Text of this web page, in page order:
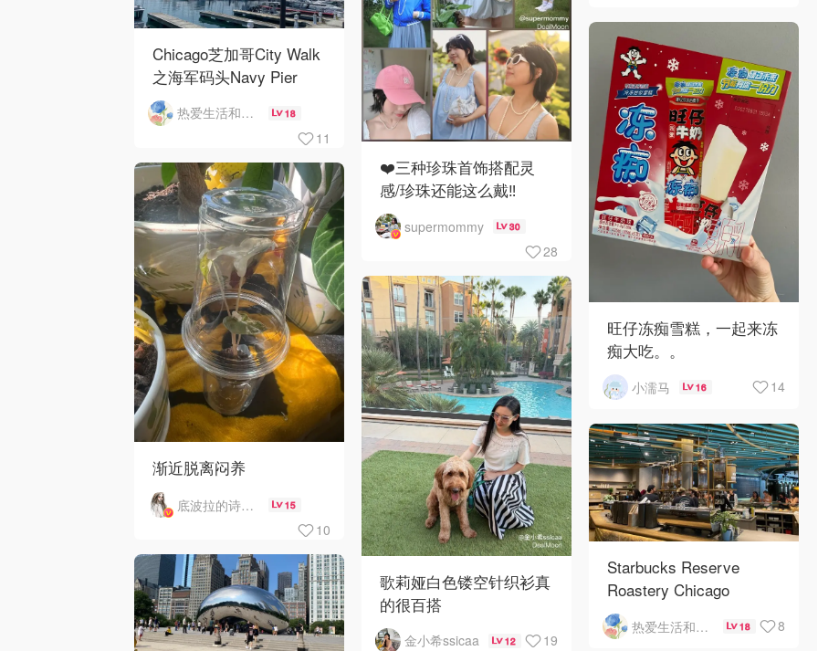
❤️三种珍珠首饰搭配灵
感/珍珠还能这么戴‼️
supermommy 30
28
Chicago芝加哥City Walk
之海军码头Navy Pier
热爱生活和自由的轻舞飞扬 18
11
旺仔冻痴雪糕，一起来冻
痴大吃。。
小濡马 16 14
渐近脱离闷养
底波拉的诗与歌 15
10
歌莉娅白色镂空针织衫真
的很百搭
金小希ssicaa 12 19
Starbucks Reserve
Roastery Chicago
热爱生活和自由的轻舞飞扬 18 8